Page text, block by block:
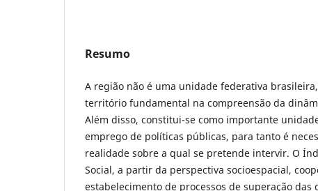
Resumo
A região não é uma unidade federativa
território fundamental na compreensão da
Além disso, constitui-se como importante
emprego de políticas públicas, para tanto é
realidade sobre a qual se pretende intervir. O
Social, a partir da perspectiva socioespacial,
estabelecimento de processos de superação das